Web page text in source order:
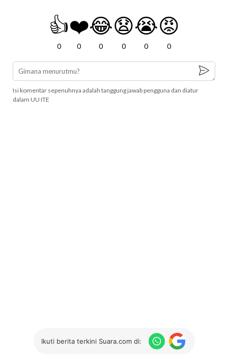
👍
0
❤️
0
😂
0
😧
0
😭
0
😡
0
Isi komentar sepenuhnya adalah tanggung jawab pengguna dan diatur
dalam UU ITE
Ikuti berita terkini Suara.com di: